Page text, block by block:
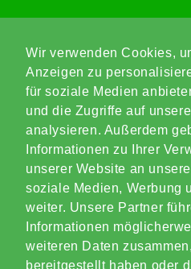
Wir verwenden Cookies,
Anzeigen zu
für soziale Medien
und die Zugriffe auf
analysieren. Außerdem
Informationen zu Ihrer
unserer Website an
soziale Medien, Werbung
weiter. Unsere Partner
Informationen
weiteren Daten
bereitgestellt haben oder
Widerrufsbelehrung
Datenschutz
Anschrift
REINGEN GMBH
Dürener Straße 424-428
50858 Köln
0221/17099250